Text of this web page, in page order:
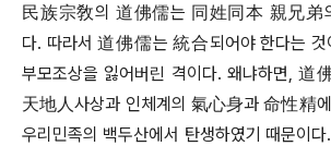
民族宗敎의 道佛儒는 同姓同本 親兄弟
다. 따라서 道佛儒는 統合되어야 한다는
부모조상을 잃어버린 격이다. 왜냐하면, 道
天地人사상과 인체계의 氣心身과 命性精
우리민족의 백두산에서 탄생하였기 때문이